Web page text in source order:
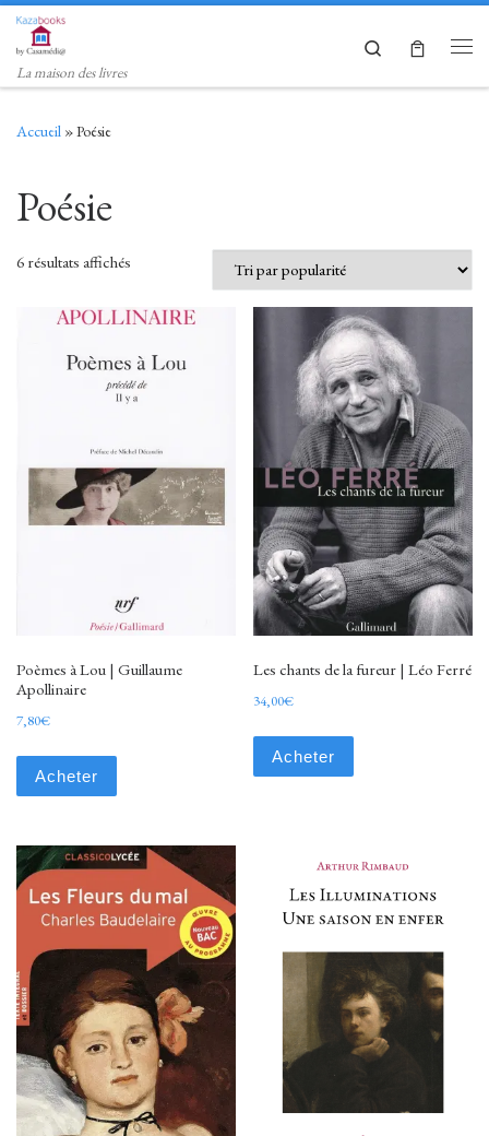
Skip to content
La maison des livres
Search
Accueil »Poésie
Poésie
6 résultats affichés Trié par popularité
Poèmes à Lou | Guillaume
Apollinaire
7,80€
Acheter
Les chants de la fureur | Léo Ferré
34,00€
Acheter